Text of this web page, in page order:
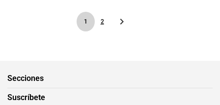
1 2
Secciones
Suscríbete